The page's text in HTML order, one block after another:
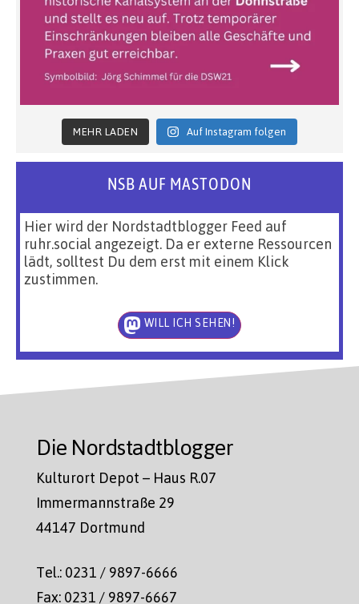
MEHR LADEN Auf Instagram folgen
NSB AUF MASTODON
Hier wird der Nordstadtblogger Feed auf
ruhr.social angezeigt. Da er externe Ressourcen
lädt, solltest Du dem erst mit einem Klick
zustimmen.
WILL ICH SEHEN!
Die Nordstadtblogger
Kulturort Depot – Haus R.07
Immermannstraße 29
44147 Dortmund
Tel.: 0231 / 9897-6666
Fax: 0231 / 9897-6667